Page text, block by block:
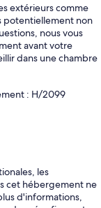
extérieurs comme
potentiellement non
nous vous
avant votre
dans une chambre
: H/2099
les
cet hébergement ne
d'informations,